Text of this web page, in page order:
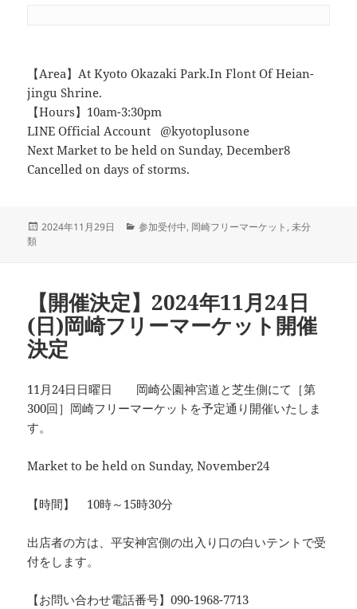
【Area】At Kyoto Okazaki Park.In Flont Of Heian-
jingu Shrine.
【Hours】10am-3:30pm
LINE Official Account @kyotoplusone
Next Market to be held on Sunday, December8
Cancelled on days of storms.
投
2024年11月29日
カ
参加受付中, 岡崎フリーマーケット ,未分
類
【開催決定】2024年11月24日
(日)岡崎フリーマーケット開催
決定
11月24日日曜日 岡崎公園神宮道と芝生側にて［第
300回］岡崎フリーマーケットを予定通り開催いたしま
す。
Market to be held on Sunday, November24
【時間】 10時～15時30分
出店者の方は、平安神宮側の出入り口の白いテントで受
付をします。
【お問い合わせ電話番号】090-1968-7713